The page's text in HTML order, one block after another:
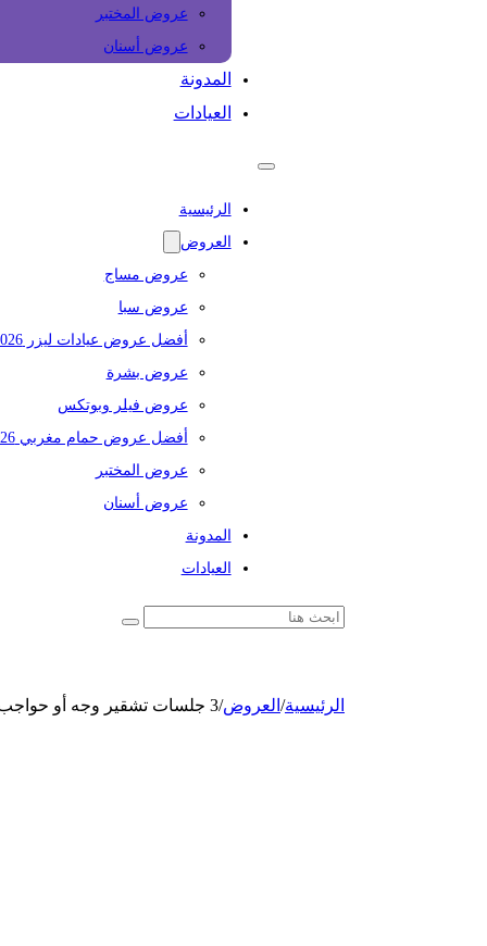
عروض المختبر
عروض أسنان
المدونة
العيادات
الرئيسية
العروض
عروض مساج
عروض سبا
أفضل عروض عيادات ليزر 2026
عروض بشرة
عروض فيلر وبوتكس
أفضل عروض حمام مغربي 2026
عروض المختبر
عروض أسنان
المدونة
العيادات
الرئيسية/ العروض/3 جلسات تشقير وجه أو حواجب بالليزر